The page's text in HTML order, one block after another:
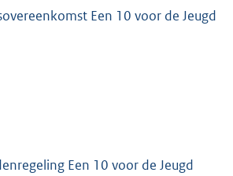
Een 10 voor de Jeugd
Een 10 voor de Jeugd